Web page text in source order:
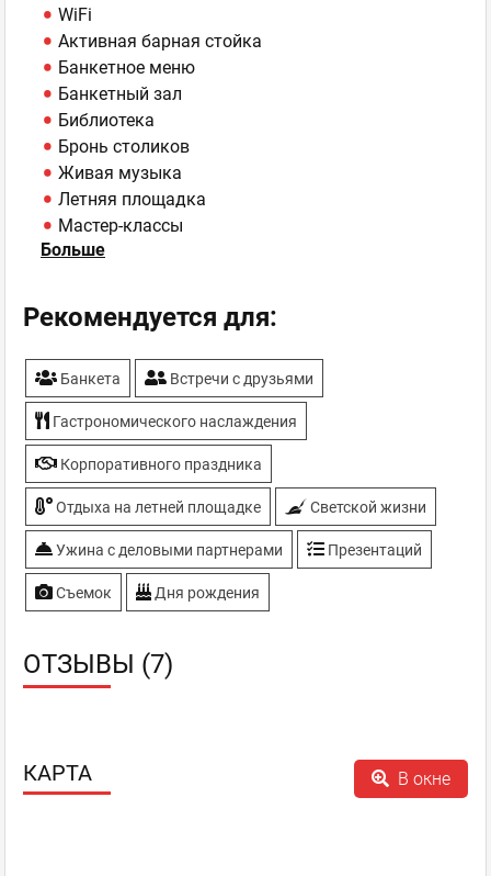
WiFi
Активная барная стойка
Банкетное меню
Банкетный зал
Библиотека
Бронь столиков
Живая музыка
Летняя площадка
Мастер-классы
Парковка
ТВ-плазмы
Больше
Рекомендуется для:
Банкета Встречи с друзьями
Гастрономического наслаждения
Корпоративного праздника
Отдыха на летней площадке Светской жизни
Ужина с деловыми партнерами Презентаций
Съемок Дня рождения
ОТЗЫВЫ (7)
КАРТА В окне